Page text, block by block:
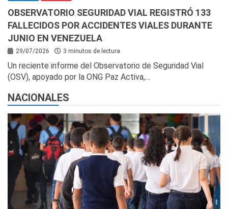
OBSERVATORIO SEGURIDAD VIAL REGISTRÓ 133
FALLECIDOS POR ACCIDENTES VIALES DURANTE
JUNIO EN VENEZUELA
29/07/2026 3 minutos de lectura
Un reciente informe del Observatorio de Seguridad Vial
(OSV), apoyado por la ONG Paz Activa,…
NACIONALES